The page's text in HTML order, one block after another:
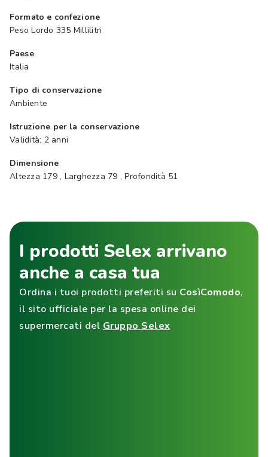
Formato e confezione
Peso Lordo 335 Millilitri
Paese
Italia
Tipo di conservazione
Ambiente
Istruzione per la conservazione
Validità: 2 anni
Dimensione
Altezza 179 , Larghezza 79 , Profondità 51
I prodotti Selex arrivano
anche a casa tua
Ordina i tuoi prodotti preferiti su CosìComodo,
il sito ufficiale per la spesa online dei
supermercati del Gruppo Selex